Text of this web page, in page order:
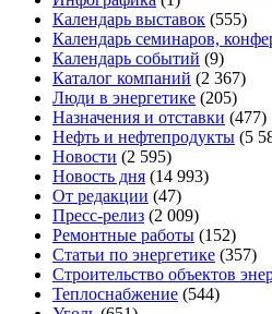
Календарь выставок (555)
Календарь семинаров,
Календарь событий (9)
Каталог компаний (2 367)
Люди в энергетике (205)
Назначения и отставки (477)
Нефть и нефтепродукты (5
Новости (2 595)
Новость дня (14 993)
От редакции (47)
Пресс-релиз (2 009)
Ремонтные работы (152)
Статьи по энергетике (357)
Строительство объектов
Теплоснабжение (544)